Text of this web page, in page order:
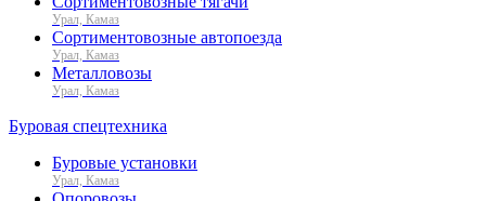
Урал, Камаз
Сортиментовозные автопоезда
Урал, Камаз
Металловозы
Урал, Камаз
Буровая спецтехника
Буровые установки
Урал, Камаз